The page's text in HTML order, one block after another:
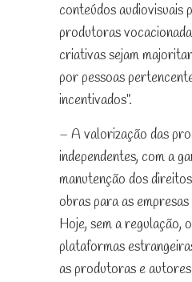
conteúdos audiovisuais
produtoras
criativas sejam
por pessoas
incentivados”.
– A valorização das
independentes, com a
manutenção dos
obras para as
Hoje, sem a regulação,
plataformas
as produtoras e